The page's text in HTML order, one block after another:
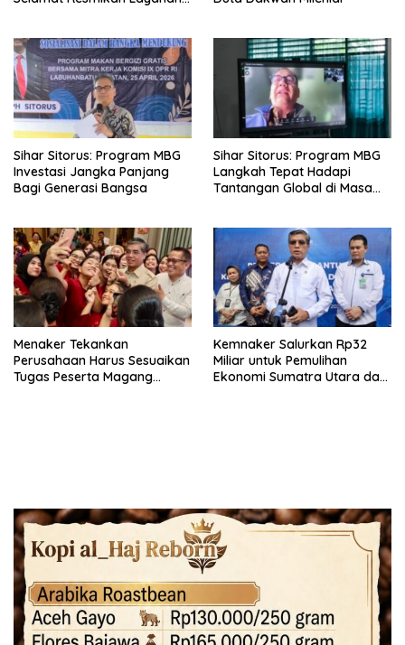
Sihar Sitorus: Program MBG
Investasi Jangka Panjang
Bagi Generasi Bangsa
Sihar Sitorus: Program MBG
Langkah Tepat Hadapi
Tantangan Global di Masa
Menaker Tekankan
Perusahaan Harus Sesuaikan
Tugas Peserta Magang
Kemnaker Salurkan Rp32
Miliar untuk Pemulihan
Ekonomi Sumatra Utara dan